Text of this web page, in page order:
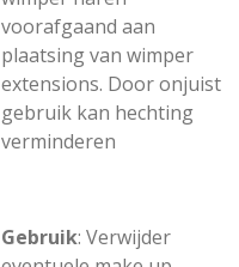
voorafgaand aan
plaatsing van wimper
extensions. Door onjuist
gebruik kan hechting
verminderen
Gebruik: Verwijder